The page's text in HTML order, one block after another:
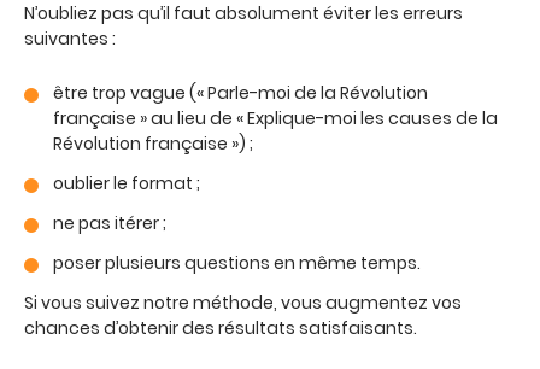
N’oubliez pas qu’il faut absolument éviter les erreurs
suivantes :
être trop vague (« Parle-moi de la Révolution
française » au lieu de « Explique-moi les causes de la
Révolution française ») ;
oublier le format ;
ne pas itérer ;
poser plusieurs questions en même temps.
Si vous suivez notre méthode, vous augmentez vos
chances d’obtenir des résultats satisfaisants.